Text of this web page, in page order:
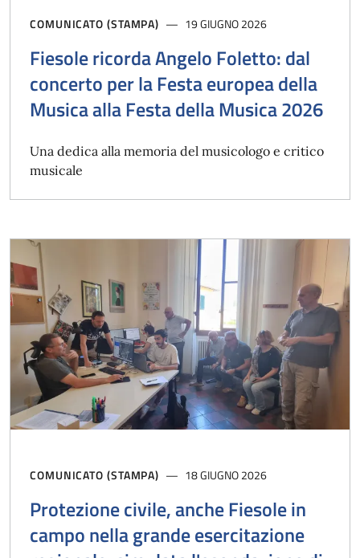
COMUNICATO (STAMPA) 19 GIUGNO 2026
Fiesole ricorda Angelo Foletto: dal
concerto per la Festa europea della
Musica alla Festa della Musica 2026
Una dedica alla memoria del musicologo e critico
musicale
COMUNICATO (STAMPA) 18 GIUGNO 2026
Protezione civile, anche Fiesole in
campo nella grande esercitazione